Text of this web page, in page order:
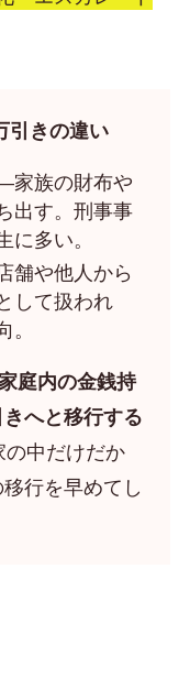
引きの違い
族の財布や
出す。刑事事
に多い。
や他人から
して扱われ
。
庭内の金銭持
へと移行する
の中だけだか
行を早めてし